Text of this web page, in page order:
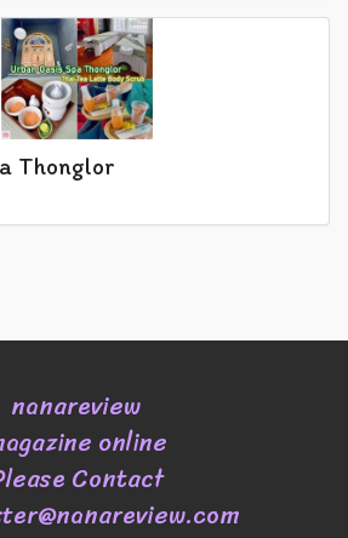
Thonglor
nanareview
online
Contact